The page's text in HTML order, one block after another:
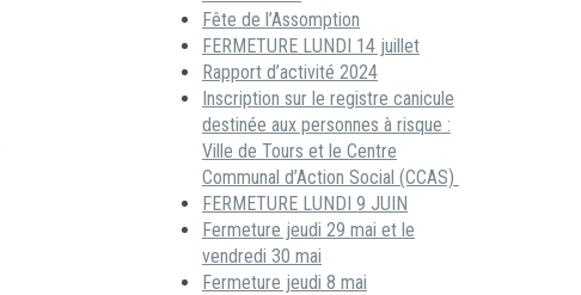
Fête de l’Assomption
FERMETURE LUNDI 14 juillet
Rapport d’activité 2024
Inscription sur le registre canicule
destinée aux personnes à risque :
Ville de Tours et le Centre
Communal d’Action Social (CCAS)
FERMETURE LUNDI 9 JUIN
Fermeture jeudi 29 mai et le
vendredi 30 mai
Fermeture jeudi 8 mai